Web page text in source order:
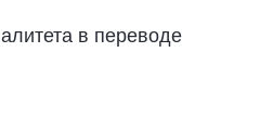
в переводе